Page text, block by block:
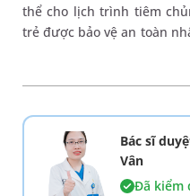
thể cho lịch trình tiêm
trẻ được bảo vệ an toàn
Bác sĩ
Vân
Đã kiểm